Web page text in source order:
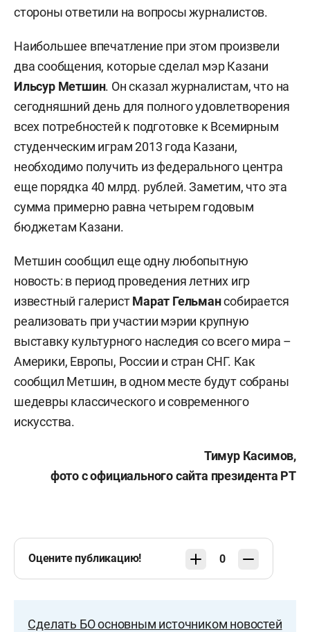
стороны ответили на вопросы журналистов.
Наибольшее впечатление при этом произвели
два сообщения, которые сделал мэр Казани
Ильсур Метшин. Он сказал журналистам, что на
сегодняшний день для полного удовлетворения
всех потребностей к подготовке к Всемирным
студенческим играм 2013 года Казани,
необходимо получить из федерального центра
еще порядка 40 млрд. рублей. Заметим, что эта
сумма примерно равна четырем годовым
бюджетам Казани.
Метшин сообщил еще одну любопытную
новость: в период проведения летних игр
известный галеристМарат Гельмансобирается
реализовать при участии мэрии крупную
выставку культурного наследия со всего мира –
Америки, Европы, России и стран СНГ. Как
сообщил Метшин, в одном месте будут собраны
шедевры классического и современного
искусства.
Тимур Касимов,
фото с официального сайта президента РТ
Оцените публикацию! 0
Сделать БО основным источником новостей